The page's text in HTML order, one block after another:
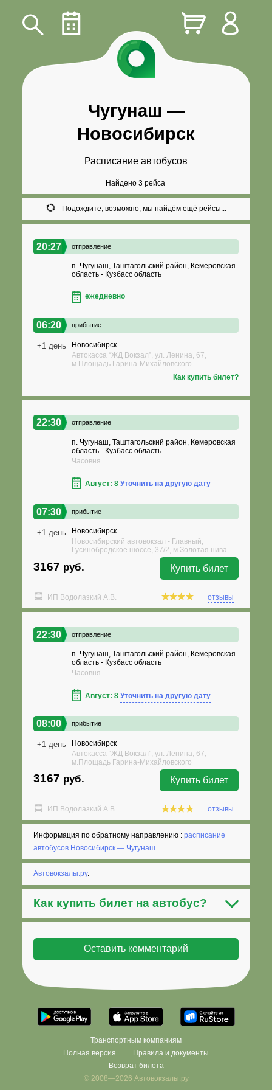
Чугунаш —
Новосибирск
Расписание автобусов
Найдено 3 рейса
Подождите, возможно, мы найдём ещё рейсы...
20:27 отправление
п. Чугунаш, Таштагольский район, Кемеровская
область - Кузбасс область
ежедневно
06:20 прибытие
+1 день
Новосибирск
Автокасса “ЖД Вокзал”, ул. Ленина, 67,
м.Площадь Гарина-Михайловского
Как купить билет?
22:30 отправление
п. Чугунаш, Таштагольский район, Кемеровская
область - Кузбасс область
Часовня
Август: 8 Уточнить на другую дату
07:30 прибытие
+1 день
Новосибирск
Новосибирский автовокзал - Главный,
Гусинобродское шоссе, 37/2, м.Золотая нива
3167 руб. Купить билет
ИП Водолазкий А.В. отзывы
22:30 отправление
п. Чугунаш, Таштагольский район, Кемеровская
область - Кузбасс область
Часовня
Август: 8 Уточнить на другую дату
08:00 прибытие
+1 день
Новосибирск
Автокасса “ЖД Вокзал”, ул. Ленина, 67,
м.Площадь Гарина-Михайловского
3167 руб. Купить билет
ИП Водолазкий А.В. отзывы
Информация по обратному направлению :расписание
автобусов Новосибирск — Чугунаш.
Автовокзалы.ру.
Как купить билет на автобус?
Транспортным компаниям
Полная версия
Правила и документы
Возврат билета
© 2008—2026 Автовокзалы.ру